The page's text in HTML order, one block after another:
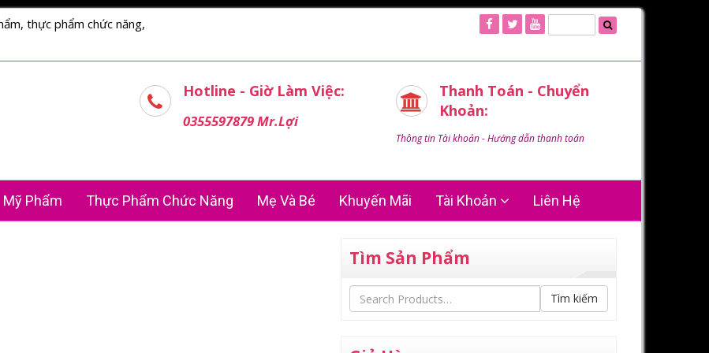
thực phẩm chức năng,
Hotline - Giờ Làm Việc:
0355597879 Mr.Lợi
Thanh Toán - Chuyển
Khoản:
Thông tin Tài khoản - Hướng dẫn thanh toán
Mỹ Phẩm Thực Phẩm Chức Năng Mẹ Và Bé Khuyến Mãi Tài Khoản Liên Hệ
Tìm Sản Phẩm
Tìm kiếm